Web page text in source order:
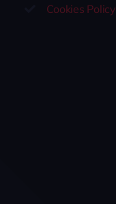
Cookies Policy